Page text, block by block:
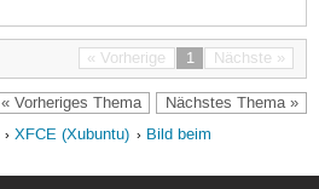
« Vorherige 1 Nächste »
« Vorheriges Thema Nächstes Thema »
XFCE (Xubuntu)
Bild beim